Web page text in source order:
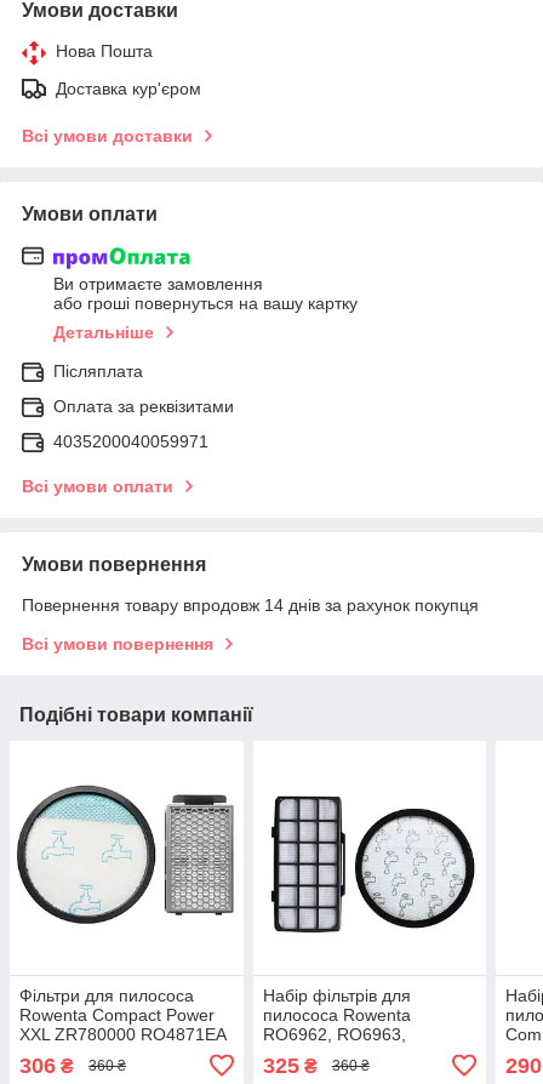
Умови доставки
Нова Пошта
Доставка кур'єром
Всі умови доставки
Умови оплати
Ви отримаєте замовлення
або гроші повернуться на вашу картку
Детальніше
Післяплата
Оплата за реквізитами
4035200040059971
Всі умови оплати
Умови повернення
Повернення товару впродовж 14 днів за рахунок покупця
Всі умови повернення
Подібні товари компанії
Фільтри для пилососа
Rowenta Compact Power
XXL ZR780000 RO4871EA
(H523) BEST
306 ₴ 360 ₴
Набір фільтрів для
пилососа Rowenta
RO6962, RO6963,
325₴ 360 ₴ 290